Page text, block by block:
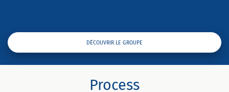
DÉCOUVRIR LE GROUPE
Process